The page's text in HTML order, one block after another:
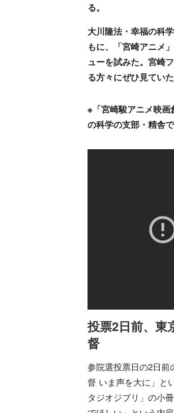
る。
大川隆法・幸福の科
もに、「宮崎アニメ
ューを試みた。宮崎
る方々にぜひ見てい
※「宮崎駿アニメ映
の科学の支部・精舎
投票2日前、東
督
参院選投票日の2日前
督 いま声を大に」と
タジオジブリ」の小